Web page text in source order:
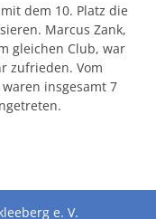
dem 10. Platz die
Marcus Zank,
gleichen Club, war
zufrieden. Vom
insgesamt 7
e. V.